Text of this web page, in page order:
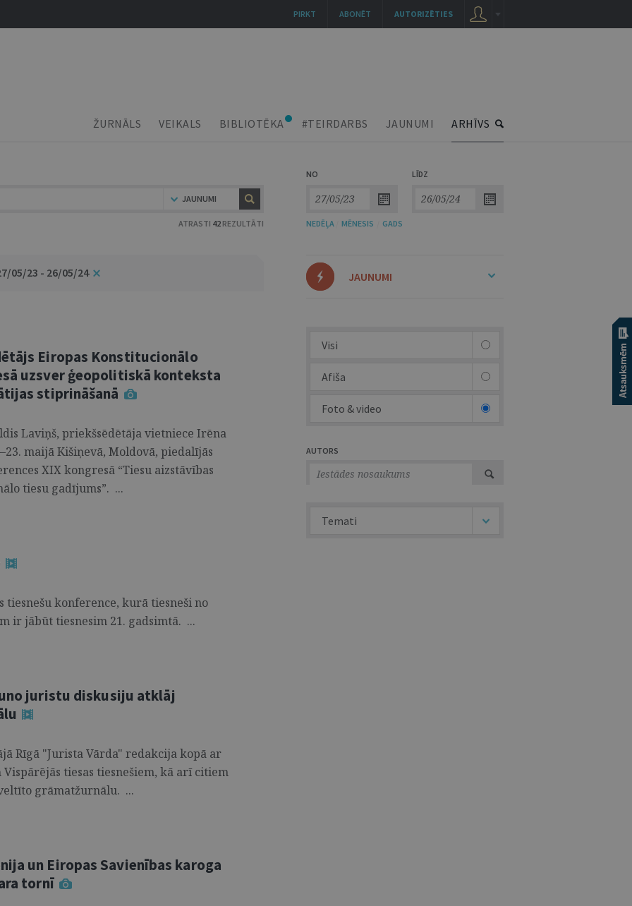
ŽURNĀLS VEIKALS BIBLIOTĒKA #TEIRDARBS JAUNUMI ARHĪVS
JAUNUMI
ATRASTI 42 REZULTĀTI
NO LĪDZ
NEDĒĻA MĒNESIS GADS
05/23 - 26/05/24
Eiropas Konstitucionālo
uzsver ģeopolitiskā konteksta
stiprināšanā
Laviņš, priekšsēdētāja vietniece Irēna
maijā Kišiņevā, Moldovā, piedalījās
XIX kongresā “Tiesu aizstāvības
tiesu gadījums”. ...
konference, kurā tiesneši no
ir jābūt tiesnesim 21. gadsimtā. ...
juristu diskusiju atklāj
Rīgā "Jurista Vārda" redakcija kopā ar
tiesas tiesnešiem, kā arī citiem
grāmatžurnālu. ...
un Eiropas Savienības karoga
tornī
JAUNUMI
Visi
Afiša
Foto & video
AUTORS
Temati
AUTORIZĒTIES
ABONĒT
PIRKT